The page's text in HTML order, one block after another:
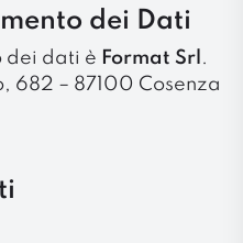
dei Dati
dei dati è Format Srl .
682 – 87100 Cosenza